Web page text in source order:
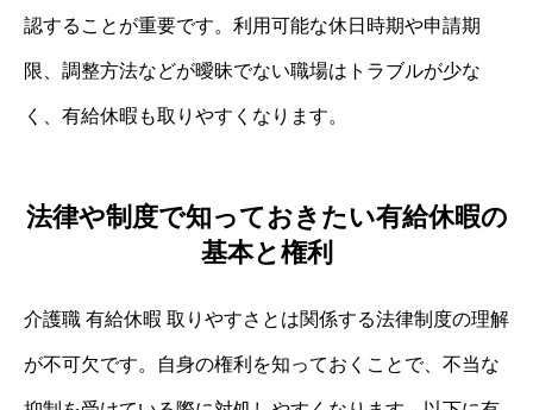
認することが重要です。利用可能な休日時期や申請期
限、調整方法などが曖昧でない職場はトラブルが少な
く、有給休暇も取りやすくなります。
法律や制度で知っておきたい有給休暇の
基本と権利
介護職 有給休暇 取りやすさとは関係する法律制度の理解
が不可欠です。自身の権利を知っておくことで、不当な